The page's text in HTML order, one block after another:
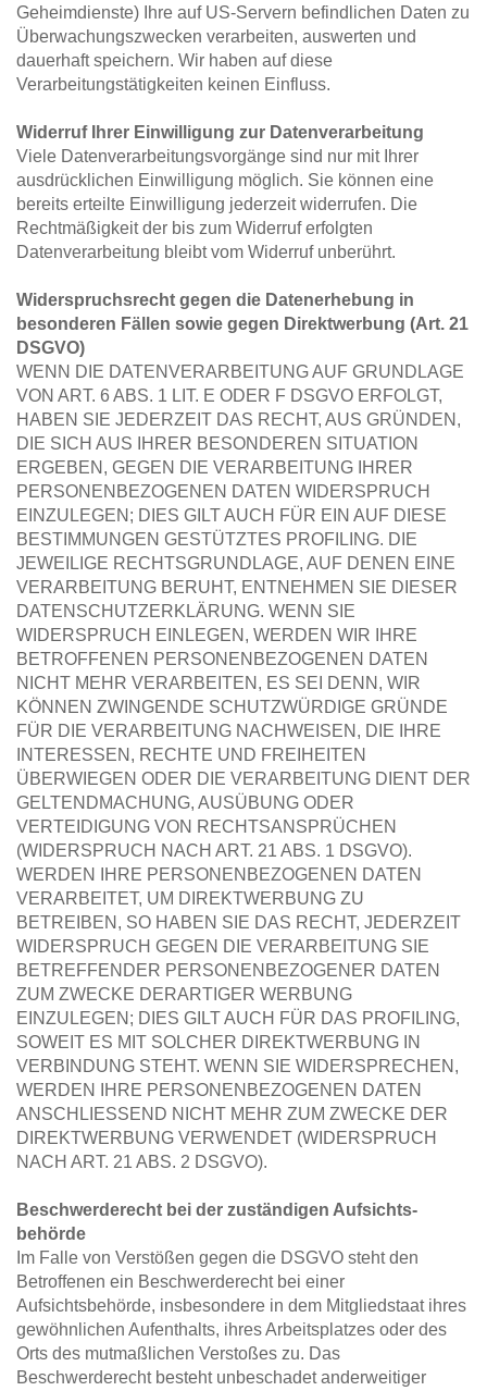
Geheimdienste) Ihre auf US-Servern befindlichen Daten zu
Überwachungszwecken verarbeiten, auswerten und
dauerhaft speichern. Wir haben auf diese
Verarbeitungstätigkeiten keinen Einfluss.
Widerruf Ihrer Einwilligung zur Datenverarbeitung
Viele Datenverarbeitungsvorgänge sind nur mit Ihrer
ausdrücklichen Einwilligung möglich. Sie können eine
bereits erteilte Einwilligung jederzeit widerrufen. Die
Rechtmäßigkeit der bis zum Widerruf erfolgten
Datenverarbeitung bleibt vom Widerruf unberührt.
Widerspruchsrecht gegen die Datenerhebung in
besonderen Fällen sowie gegen Direktwerbung (Art. 21
DSGVO)
WENN DIE DATENVERARBEITUNG AUF GRUNDLAGE
VON ART. 6 ABS. 1 LIT. E ODER F DSGVO ERFOLGT,
HABEN SIE JEDERZEIT DAS RECHT, AUS GRÜNDEN,
DIE SICH AUS IHRER BESONDEREN SITUATION
ERGEBEN, GEGEN DIE VERARBEITUNG IHRER
PERSONENBEZOGENEN DATEN WIDERSPRUCH
EINZULEGEN; DIES GILT AUCH FÜR EIN AUF DIESE
BESTIMMUNGEN GESTÜTZTES PROFILING. DIE
JEWEILIGE RECHTSGRUNDLAGE, AUF DENEN EINE
VERARBEITUNG BERUHT, ENTNEHMEN SIE DIESER
DATENSCHUTZERKLÄRUNG. WENN SIE
WIDERSPRUCH EINLEGEN, WERDEN WIR IHRE
BETROFFENEN PERSONENBEZOGENEN DATEN
NICHT MEHR VERARBEITEN, ES SEI DENN, WIR
KÖNNEN ZWINGENDE SCHUTZWÜRDIGE GRÜNDE
FÜR DIE VERARBEITUNG NACHWEISEN, DIE IHRE
INTERESSEN, RECHTE UND FREIHEITEN
ÜBERWIEGEN ODER DIE VERARBEITUNG DIENT DER
GELTENDMACHUNG, AUSÜBUNG ODER
VERTEIDIGUNG VON RECHTSANSPRÜCHEN
(WIDERSPRUCH NACH ART. 21 ABS. 1 DSGVO).
WERDEN IHRE PERSONENBEZOGENEN DATEN
VERARBEITET, UM DIREKTWERBUNG ZU
BETREIBEN, SO HABEN SIE DAS RECHT, JEDERZEIT
WIDERSPRUCH GEGEN DIE VERARBEITUNG SIE
BETREFFENDER PERSONENBEZOGENER DATEN
ZUM ZWECKE DERARTIGER WERBUNG
EINZULEGEN; DIES GILT AUCH FÜR DAS PROFILING,
SOWEIT ES MIT SOLCHER DIREKTWERBUNG IN
VERBINDUNG STEHT. WENN SIE WIDERSPRECHEN,
WERDEN IHRE PERSONENBEZOGENEN DATEN
ANSCHLIESSEND NICHT MEHR ZUM ZWECKE DER
DIREKTWERBUNG VERWENDET (WIDERSPRUCH
NACH ART. 21 ABS. 2 DSGVO).
Beschwerde­recht bei der zuständigen Aufsichts­
behörde
Im Falle von Verstößen gegen die DSGVO steht den
Betroffenen ein Beschwerderecht bei einer
Aufsichtsbehörde, insbesondere in dem Mitgliedstaat ihres
gewöhnlichen Aufenthalts, ihres Arbeitsplatzes oder des
Orts des mutmaßlichen Verstoßes zu. Das
Beschwerderecht besteht unbeschadet anderweitiger